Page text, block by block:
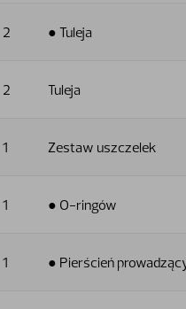
2 ● Tuleja
2 Tuleja
1 Zestaw uszczelek
1 ● O-ringów
1 ● Pierścień